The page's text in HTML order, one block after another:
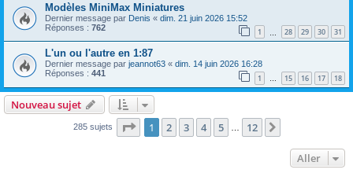
Modèles MiniMax Miniatures
Dernier message par Denis « dim. 21 juin 2026 15:52
Réponses : 762 1 28 29 30 31
L'un ou l'autre en 1:87
Dernier message par jeannot63 « dim. 14 juin 2026 16:28
Réponses : 441 1 … 15 16 17 18
Nouveau sujet
285 sujets Page 1sur12
1 2 3 4 5 12
Aller